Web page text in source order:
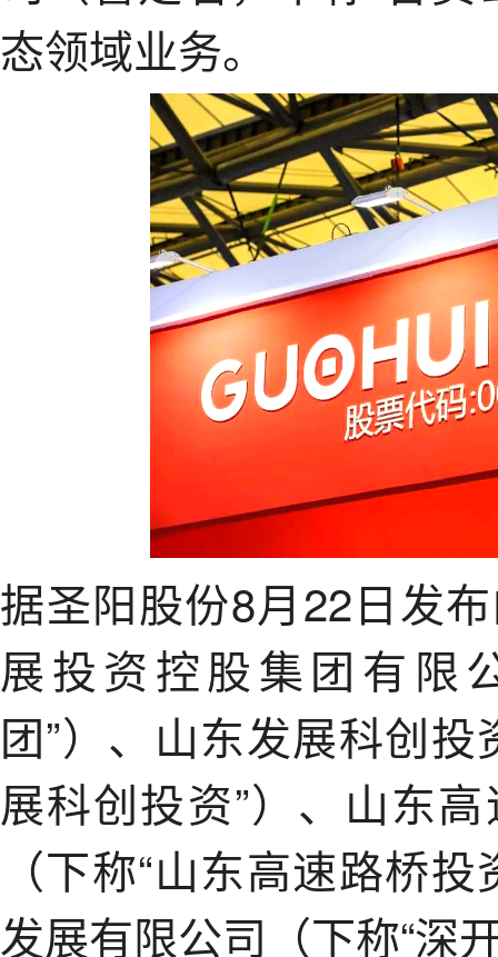
态领域业务。
据圣阳股份8月22日发
展投资控股集团有限
团”）、山东发展科创
展科创投资”）、山东
（下称“山东高速路桥
发展有限公司（下称“深